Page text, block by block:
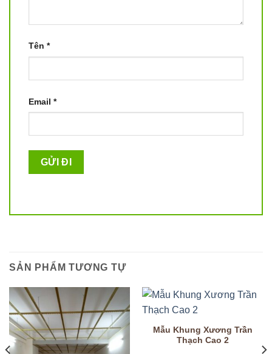
Tên *
Email *
SẢN PHẨM TƯƠNG TỰ
Mẫu Khung Xương Trần
Thạch Cao 2